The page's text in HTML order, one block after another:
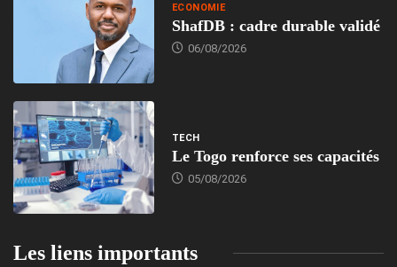
ECONOMIE
ShafDB : cadre durable validé
06/08/2026
TECH
Le Togo renforce ses capacités
05/08/2026
Les liens importants